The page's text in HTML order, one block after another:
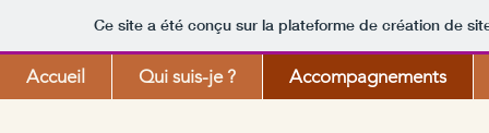
Ce site a été conçu sur la plateforme de création de
Accueil Qui suis-je ? Accompagnements